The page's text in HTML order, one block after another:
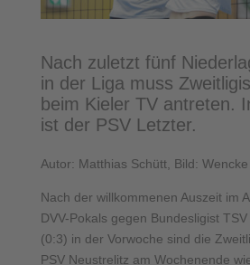
Nach zuletzt fünf
in der Liga muss
beim Kieler TV antreten.
ist der PSV Letzter.
Autor: Matthias Schütt, Bild:
Nach der willkommenen Auszeit im
DVV-Pokals gegen Bundesligist
(0:3) in der Vorwoche sind die
PSV Neustrelitz am Wochenende